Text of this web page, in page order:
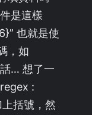
是這樣
也就是使
，如
… 想了一
:
括號，然